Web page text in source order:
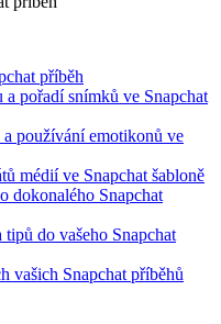
příběh
pořadí snímků ve Snapchat
používání emotikonů ve
médií ve Snapchat šabloně
dokonalého Snapchat
do vašeho Snapchat
vašich Snapchat příběhů